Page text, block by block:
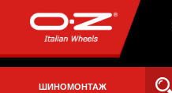
ШИНОМОНТАЖ